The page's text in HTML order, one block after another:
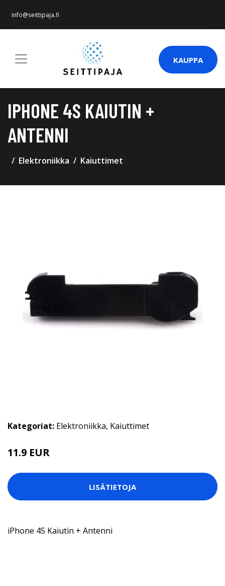
info@seittipaja.fi
KAUPPA
IPHONE 4S KAIUTIN +
ANTENNI
Elektroniikka Kaiuttimet
Kategoriat: Elektroniikka, Kaiuttimet
11.9 EUR
LISÄTIETOJA
iPhone 4S Kaiutin + Antenni